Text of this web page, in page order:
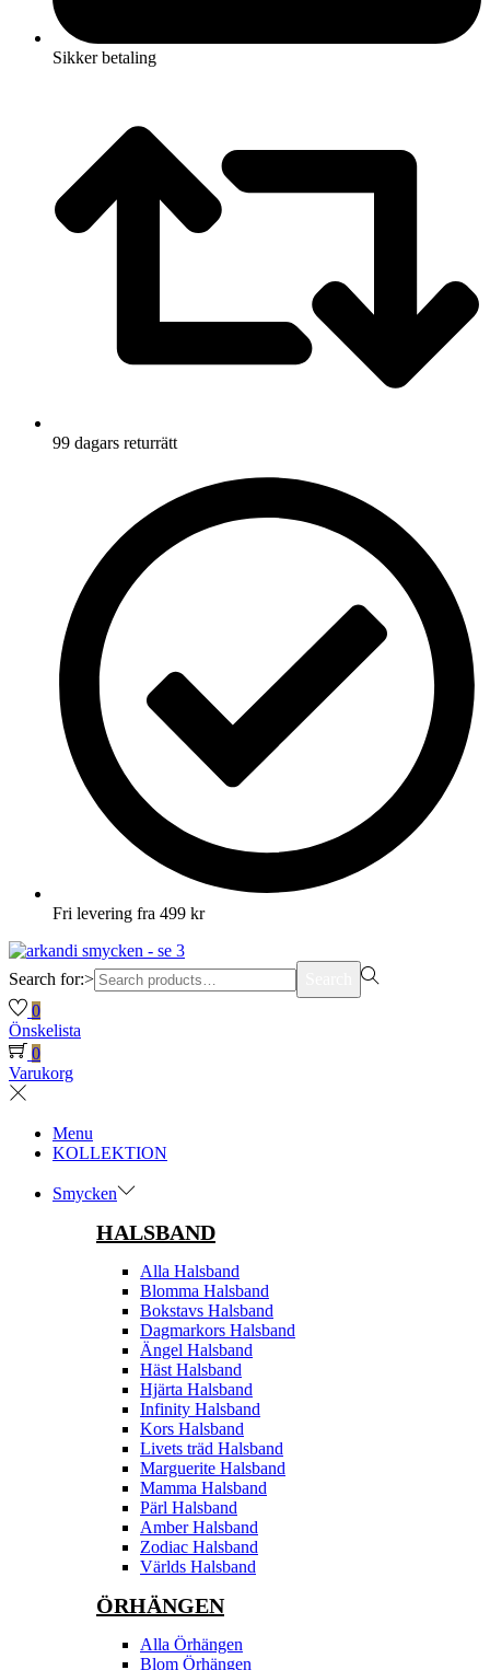
Sikker betaling
99 dagars returrätt
Fri levering fra 499 kr
Search for:>
0
Önskelista
0
Varukorg
Menu
KOLLEKTION
Smycken
HALSBAND
Alla Halsband
Blomma Halsband
Bokstavs Halsband
Dagmarkors Halsband
Ängel Halsband
Häst Halsband
Hjärta Halsband
Infinity Halsband
Kors Halsband
Livets träd Halsband
Marguerite Halsband
Mamma Halsband
Pärl Halsband
Amber Halsband
Zodiac Halsband
Världs Halsband
ÖRHÄNGEN
Alla Örhängen
Blom Örhängen